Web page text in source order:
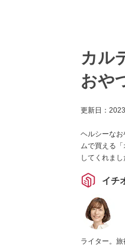
カル
おや
更新日：
ヘルシーな
ムで買える
してくれまし
イチ
ライター。